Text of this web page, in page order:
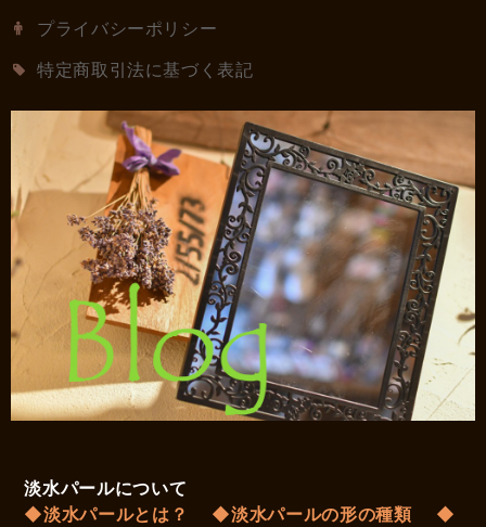
プライバシーポリシー
特定商取引法に基づく表記
淡水パールについて
◆淡水パールとは？
◆淡水パールの形の種類
◆